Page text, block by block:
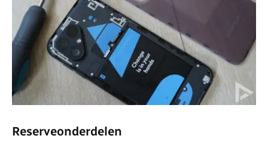
Reserveonderdelen